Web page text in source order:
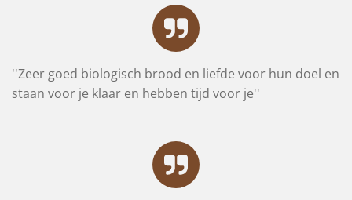
''Zeer goed biologisch brood en liefde voor hun doel en
staan voor je klaar en hebben tijd voor je''